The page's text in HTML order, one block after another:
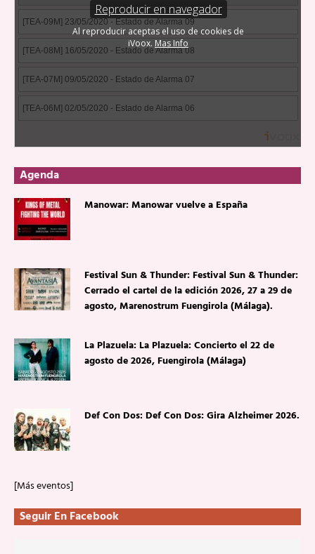
Agenda
Manowar: Manowar vuelve a España
Festival Sun & Thunder: Festival Sun & Thunder:
Cerrado el cartel de la edición 2026, 27 a 29 de
agosto, Marenostrum Fuengirola (Málaga).
La Plazuela: La Plazuela: Concierto el 22 de
agosto de 2026, Fuengirola (Málaga)
Def Con Dos: Def Con Dos: Gira Alzheimer 2026.
[Más eventos]
Seguir En Facebook